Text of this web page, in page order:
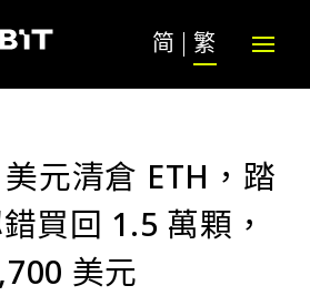
简 繁
元清倉 ETH，踏
買回 1.5 萬顆，
美元